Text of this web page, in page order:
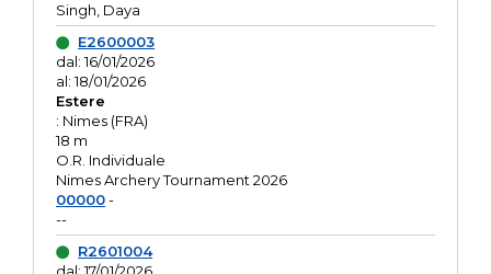
Singh, Daya
E2600003
dal: 16/01/2026
al: 18/01/2026
Estere
: Nimes (FRA)
18 m
O.R. Individuale
Nimes Archery Tournament 2026
00000-
--
R2601004